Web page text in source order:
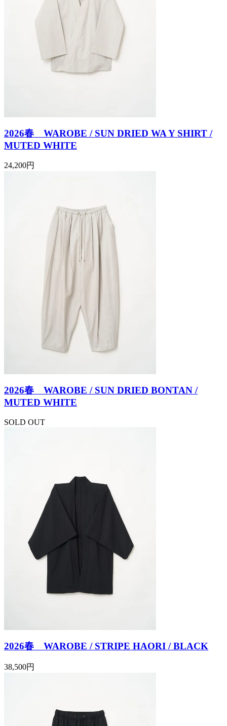
2026春 WAROBE / SUN DRIED WA Y SHIRT /
MUTED WHITE
24,200円
2026春 WAROBE / SUN DRIED BONTAN /
MUTED WHITE
SOLD OUT
2026春 WAROBE / STRIPE HAORI / BLACK
38,500円